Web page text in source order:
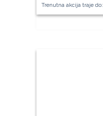
Trenutna akcija traje do: